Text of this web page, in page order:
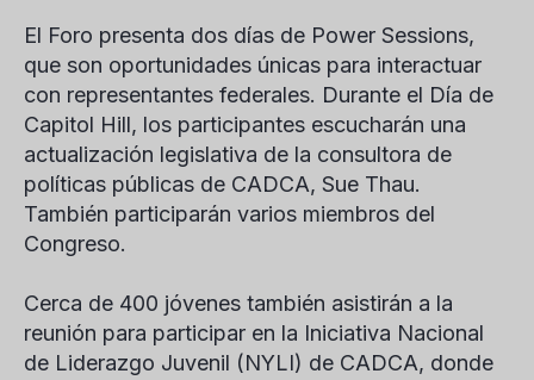
El Foro presenta dos días de Power Sessions,
que son oportunidades únicas para interactuar
con representantes federales. Durante el Día de
Capitol Hill, los participantes escucharán una
actualización legislativa de la consultora de
políticas públicas de CADCA, Sue Thau.
También participarán varios miembros del
Congreso.
Cerca de 400 jóvenes también asistirán a la
reunión para participar en la Iniciativa Nacional
de Liderazgo Juvenil (NYLI) de CADCA, donde